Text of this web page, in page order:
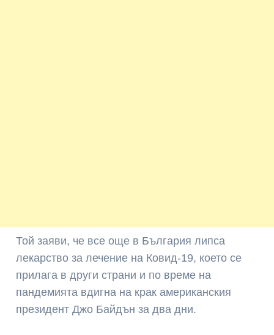
Той заяви, че все още в България липса
лекарство за лечение на Ковид-19, което се
прилага в други страни и по време на
пандемията вдигна на крак американския
президент Джо Байдън за два дни.